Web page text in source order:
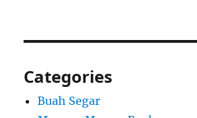
Categories
Buah Segar